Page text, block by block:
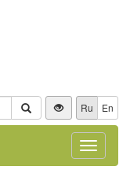
Ru En
Toggle